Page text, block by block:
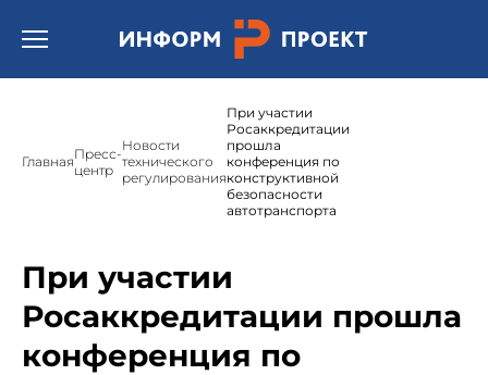
Открыть бургер меню.
ГлавнаяПресс-
центр
Новости
технического
регулирования
При участии
Росаккредитации
прошла
конференция по
конструктивной
безопасности
автотранспорта
При участии
Росаккредитации прошла
конференция по